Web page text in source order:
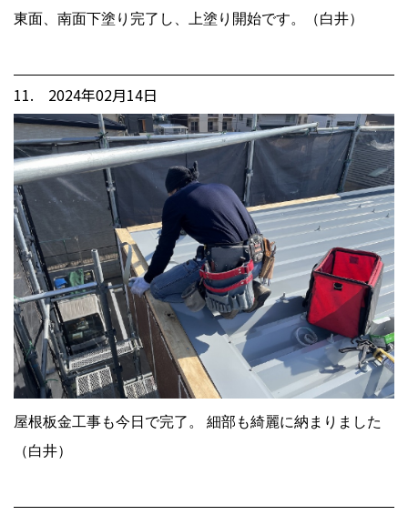
東面、南面下塗り完了し、上塗り開始です。（白井）
11. 2024年02月14日
屋根板金工事も今日で完了。 細部も綺麗に納まりました
（白井）